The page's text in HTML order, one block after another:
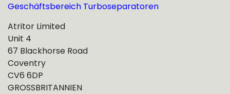
Geschäftsbereich Turboseparatoren
Atritor Limited
Unit 4
67 Blackhorse Road
Coventry
CV6 6DP
GROSSBRITANNIEN